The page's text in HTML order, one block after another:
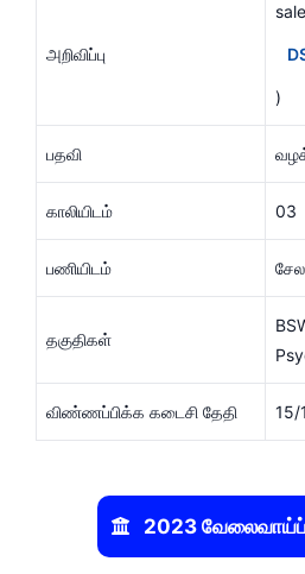
அறிவிப்பு
)
பதவி
காலியிடம் 03
பணியிடம்
தகுதிகள்
விண்ணப்பிக்க கடைசி தேதி 15/
2023